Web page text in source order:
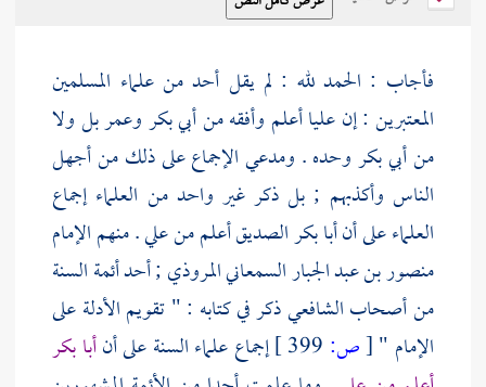
فأجاب : الحمد لله : لم يقل أحد من علماء المسلمين
المعتبرين : إنعلياأعلم وأفقه منأبي بكروعمربل ولا
منأبي بكروحده . ومدعي الإجماع على ذلك من أجهل
الناس وأكذبهم ; بل ذكر غير واحد من العلماء إجماع
العلماء على أنأبا بكر الصديقأعلم منعلي. منهمالإمام
منصور بن عبد الجبار السمعاني المروذي; أحد أئمة السنة
من أصحابالشافعيذكر في كتابه : " تقويم الأدلة على
الإمام "[ص: إجماع علماء السنة على أنأبا بكر